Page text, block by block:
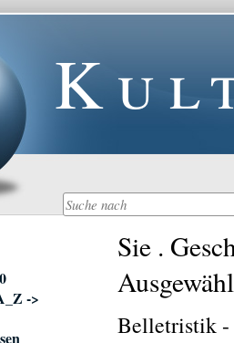
Sie .
Belletristik
->